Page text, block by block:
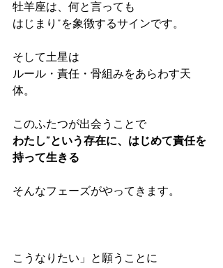
牡羊座は、何と言っても
はじまり”を象徴するサインです。
そして土星は
ルール・責任・骨組みをあらわす天
体。
このふたつが出会うことで
わたし”という存在に、はじめて責任を
持って生きる
そんなフェーズがやってきます。
こうなりたい」と願うことに